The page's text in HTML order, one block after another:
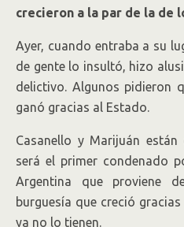
crecieron a la par de la de
Ayer, cuando entraba a su
de gente lo insultó, hizo
delictivo. Algunos pidieron
ganó gracias al Estado.
Casanello y Marijuán
será el primer condenado
Argentina que proviene
burguesía que creció
ya no lo tienen.